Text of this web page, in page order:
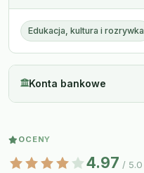
Edukacja, kultura i rozrywka
Konta bankowe
OCENY
4.97 / 5.0